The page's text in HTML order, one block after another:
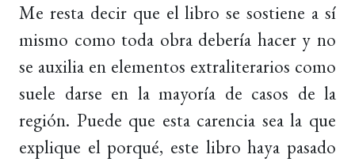
Me resta decir que el libro se sostiene a sí
mismo como toda obra debería hacer y no
se auxilia en elementos extraliterarios como
suele darse en la mayoría de casos de la
región. Puede que esta carencia sea la que
explique el porqué, este libro haya pasado